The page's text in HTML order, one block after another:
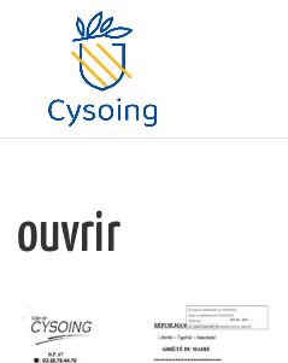
ouvrir